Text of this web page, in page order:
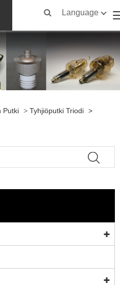
Language
Putki > Tyhjiöputki Triodi >